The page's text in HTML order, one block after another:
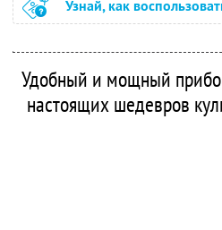
Узнай, как
Удобный и мощный
настоящих шедевров